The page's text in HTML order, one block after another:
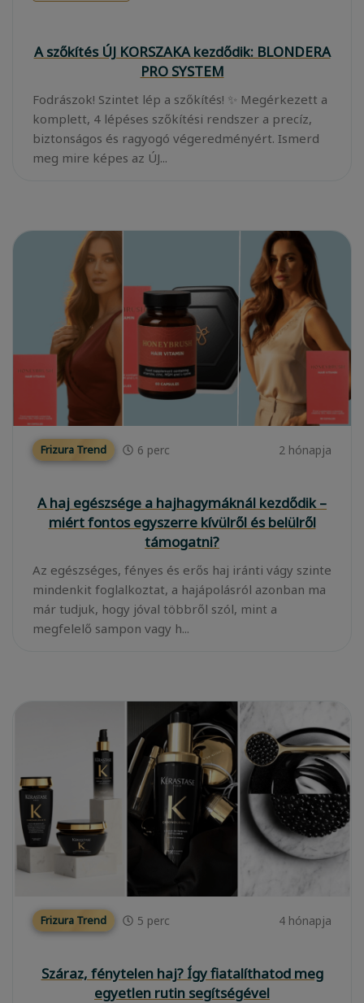
A szőkítés ÚJ KORSZAKA kezdődik: BLONDERA
PRO SYSTEM
Fodrászok! Szintet lép a szőkítés! ✨ Megérkezett a
komplett, 4 lépéses szőkítési rendszer a precíz,
biztonságos és ragyogó végeredményért. Ismerd
meg mire képes az ÚJ...
Frizura Trend 6 perc 2 hónapja
A haj egészsége a hajhagymáknál kezdődik –
miért fontos egyszerre kívülről és belülről
támogatni?
Az egészséges, fényes és erős haj iránti vágy szinte
mindenkit foglalkoztat, a hajápolásról azonban ma
már tudjuk, hogy jóval többről szól, mint a
megfelelő sampon vagy h...
Frizura Trend 5 perc 4 hónapja
Száraz, fénytelen haj? Így fiatalíthatod meg
egyetlen rutin segítségével